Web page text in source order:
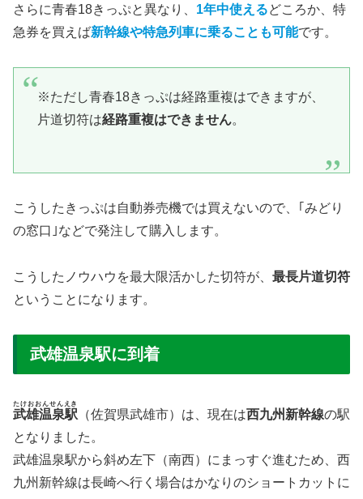
さらに青春18きっぷと異なり、 1年中使えるどころか、特
急券を買えば新幹線や特急列車に乗ることも可能です。
※ただし青春18きっぷは経路重複はできますが、
片道切符は経路重複はできません。
こうしたきっぷは自動券売機では買えないので、｢みどり
の窓口｣などで発注して購入します。
こうしたノウハウを最大限活かした切符が、 最長片道切符
ということになります。
武雄温泉駅に到着
武雄温泉駅
たけおおんせんえき
（佐賀県武雄市）は、現在は西九州新幹線の駅
となりました。
武雄温泉駅から斜め左下（南西）にまっすぐ進むため、西
九州新幹線は長崎へ行く場合はかなりのショートカットに